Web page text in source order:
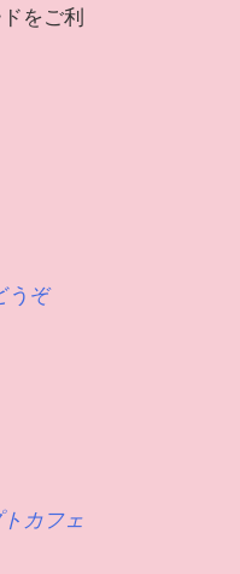
をご利
うぞ
カフェ